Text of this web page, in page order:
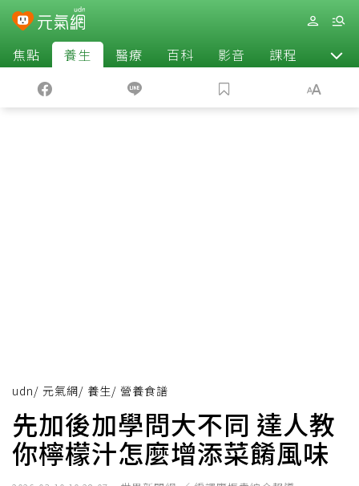
焦點 養生 醫療 百科 影音 課程 退休
udn/ 元氣網/ 養生/ 營養食譜
先加後加學問大不同 達人教
你檸檬汁怎麼增添菜餚風味